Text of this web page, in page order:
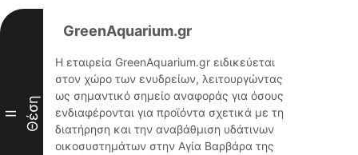
II Θέση
GreenAquarium.gr
Η εταιρεία GreenAquarium.gr ειδικεύεται
στον χώρο των ενυδρείων, λειτουργώντας
ως σημαντικό σημείο αναφοράς για όσους
ενδιαφέρονται για προϊόντα σχετικά με τη
διατήρηση και την αναβάθμιση υδάτινων
οικοσυστημάτων στην Αγία Βαρβάρα της